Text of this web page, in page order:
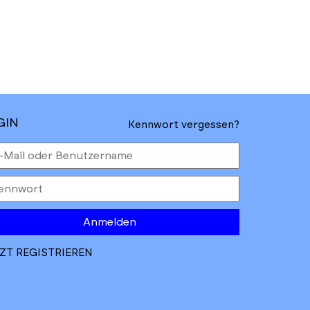
Kennwort vergessen?
Anmelden
REGISTRIEREN